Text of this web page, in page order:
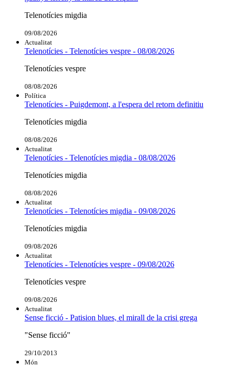
Telenotícies migdia
09/08/2026
Actualitat
Telenotícies - Telenotícies vespre - 08/08/2026
Telenotícies vespre
08/08/2026
Política
Telenotícies - Puigdemont, a l'espera del retorn definitiu
Telenotícies migdia
08/08/2026
Actualitat
Telenotícies - Telenotícies migdia - 08/08/2026
Telenotícies migdia
08/08/2026
Actualitat
Telenotícies - Telenotícies migdia - 09/08/2026
Telenotícies migdia
09/08/2026
Actualitat
Telenotícies - Telenotícies vespre - 09/08/2026
Telenotícies vespre
09/08/2026
Actualitat
Sense ficció - Patision blues, el mirall de la crisi grega
"Sense ficció"
29/10/2013
Món